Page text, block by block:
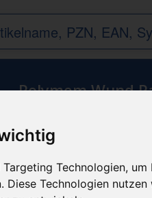
Technologien,
Diese Technologien
Polymem Wund